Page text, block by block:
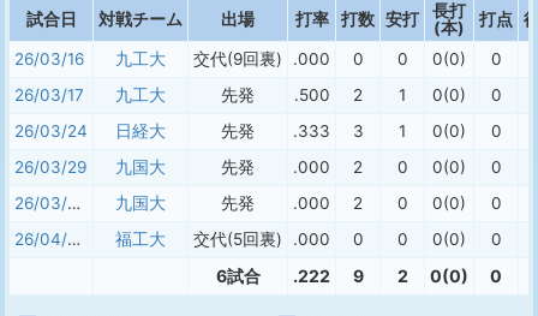
試合日 対戦チーム 出場 打率 打数 安打
長打
(本)
打点
26/03/16 九工大 交代(9回裏) .000 0 0 0(0) 0
26/03/17
九工大 先発 .500 2 1 0(0) 0
26/03/24
日経大 先発 .333 3 1 0(0) 0
26/03/29
九国大 先発 .000 2 0 0(0) 0
26/03/30
九国大 先発 .000 2 0 0(0) 0
26/04/03
福工大 交代(5回裏) .000 0 0 0(0) 0
6試合 .222 9 2 0(0) 0